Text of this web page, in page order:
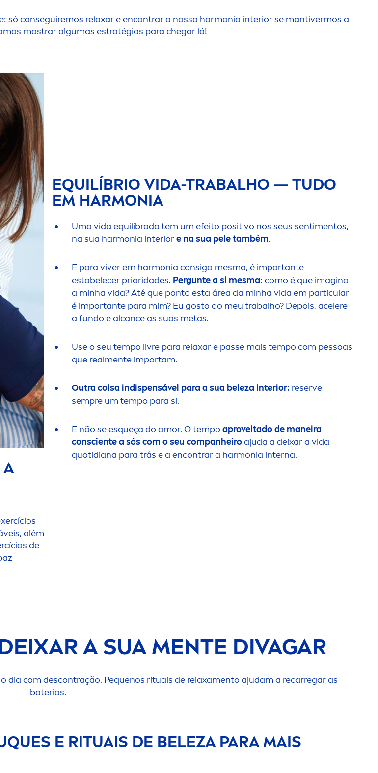
só conseguiremos relaxar e encontrar a nossa harmonia interior se mantivermos a
mostrar algumas estratégias para chegar lá!
além
de
EQUILÍBRIO VIDA-TRABALHO — TUDO
EM HARMONIA
Uma vida equilibrada tem um efeito positivo nos seus sentimentos,
na sua harmonia interiore na sua pele também.
E para viver em harmonia consigo mesma, é importante
estabelecer prioridades. Pergunte a si mesma: como é que imagino
a minha vida? Até que ponto esta área da minha vida em particular
é importante para mim? Eu gosto do meu trabalho? Depois, acelere
a fundo e alcance as suas metas.
Use o seu tempo livre para relaxar e passe mais tempo com pessoas
que realmente importam.
Outra coisa indispensável para a sua beleza interior: reserve
sempre um tempo para si.
E não se esqueça do amor. O tempo aproveitado de maneira
consciente a sós com o seu companheiroajuda a deixar a vida
quotidiana para trás e a encontrar a harmonia interna.
A SUA MENTE DIVAGAR
dia com descontração. Pequenos rituais de relaxamento ajudam a recarregar as
baterias.
E RITUAIS DE BELEZA PARA MAIS